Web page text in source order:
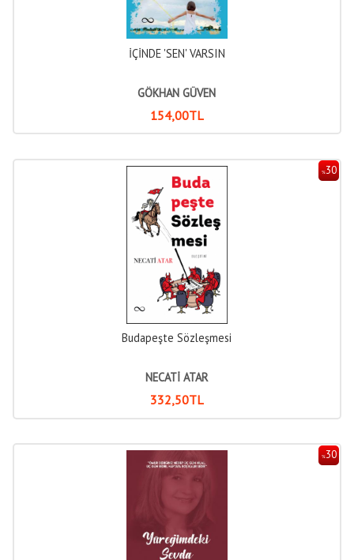
İÇİNDE 'SEN' VARSIN
GÖKHAN GÜVEN
154,00TL
%30
Budapeşte Sözleşmesi
NECATİ ATAR
332,50TL
%30